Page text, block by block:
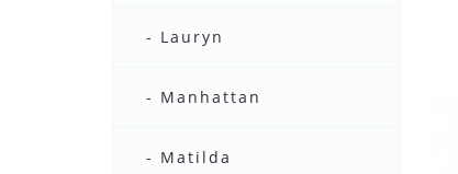
- Lauryn
- Manhattan
- Matilda